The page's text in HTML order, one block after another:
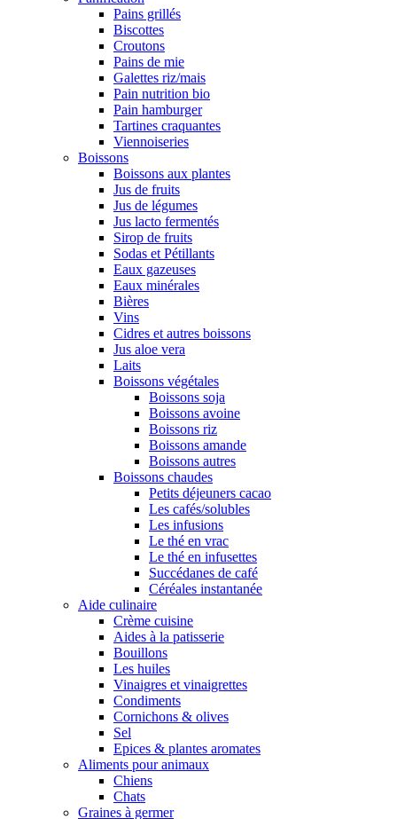
Pains grillés
Biscottes
Croutons
Pains de mie
Galettes riz/mais
Pain nutrition bio
Pain hamburger
Tartines craquantes
Viennoiseries
Boissons
Boissons aux plantes
Jus de fruits
Jus de légumes
Jus lacto fermentés
Sirop de fruits
Sodas et Pétillants
Eaux gazeuses
Eaux minérales
Bières
Vins
Cidres et autres boissons
Jus aloe vera
Laits
Boissons végétales
Boissons soja
Boissons avoine
Boissons riz
Boissons amande
Boissons autres
Boissons chaudes
Petits déjeuners cacao
Les cafés/solubles
Les infusions
Le thé en vrac
Le thé en infusettes
Succédanes de café
Céréales instantanée
Aide culinaire
Crème cuisine
Aides à la patisserie
Bouillons
Les huiles
Vinaigres et vinaigrettes
Condiments
Cornichons & olives
Sel
Epices & plantes aromates
Aliments pour animaux
Chiens
Chats
Graines à germer